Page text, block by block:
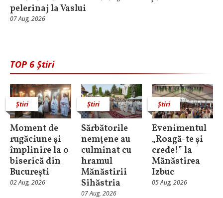
pelerinaj la Vaslui
07 Aug, 2026
TOP 6 Știri
Știri
Moment de
rugăciune şi
împlinire la o
biserică din
Bucureşti
02 Aug, 2026
Știri
Sărbătorile
nemţene au
culminat cu
hramul
Mănăstirii
Sihăstria
07 Aug, 2026
Știri
Evenimentul
„Roagă-te și
crede!” la
Mănăstirea
Izbuc
05 Aug, 2026